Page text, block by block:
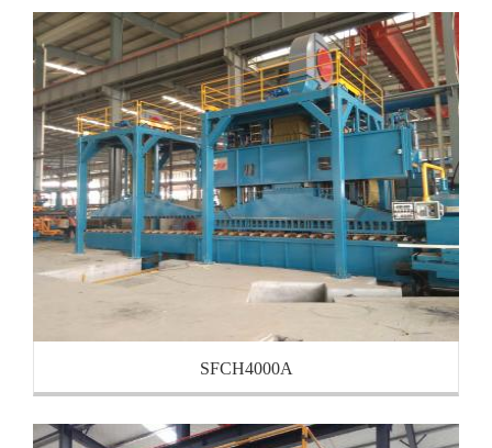
SFCH4000A